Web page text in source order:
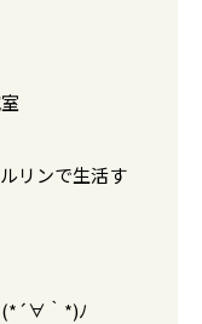
リンで生活す
(*´∀｀*)ﾉ